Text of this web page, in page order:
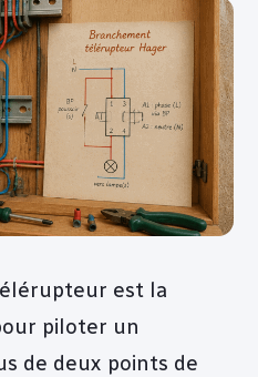
est la
piloter un
de deux points de